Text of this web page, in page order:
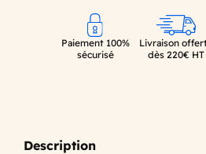
Paiement 100%
sécurisé
Livraison
dès 220€ HT
Description